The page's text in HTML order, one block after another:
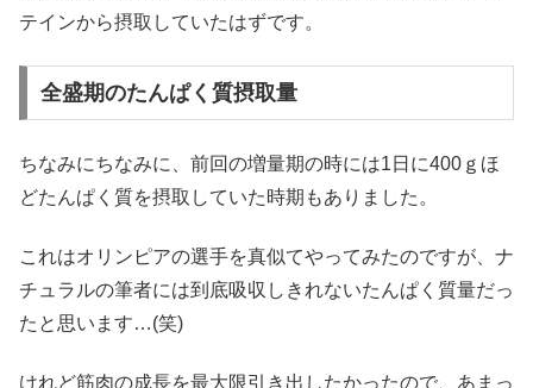
テインから摂取していたはずです。
全盛期のたんぱく質摂取量
ちなみにちなみに、前回の増量期の時には1日に400ｇほ
どたんぱく質を摂取していた時期もありました。
これはオリンピアの選手を真似てやってみたのですが、ナ
チュラルの筆者には到底吸収しきれないたんぱく質量だっ
たと思います…(笑)
けれど筋肉の成長を最大限引き出したかったので、あまっ